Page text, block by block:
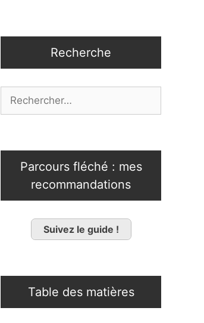
Recherche
Parcours fléché : mes
recommandations
Suivez le guide !
Table des matières